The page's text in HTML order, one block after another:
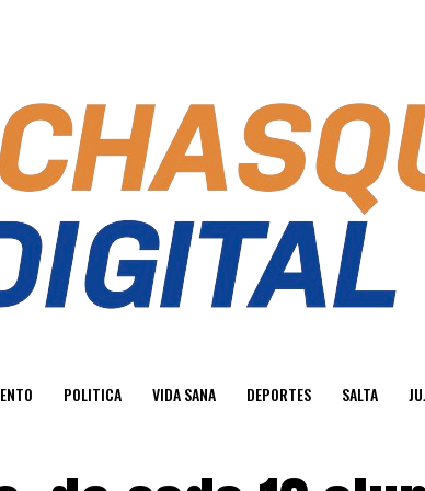
POLITICA VIDA SANA DEPORTES SALTA